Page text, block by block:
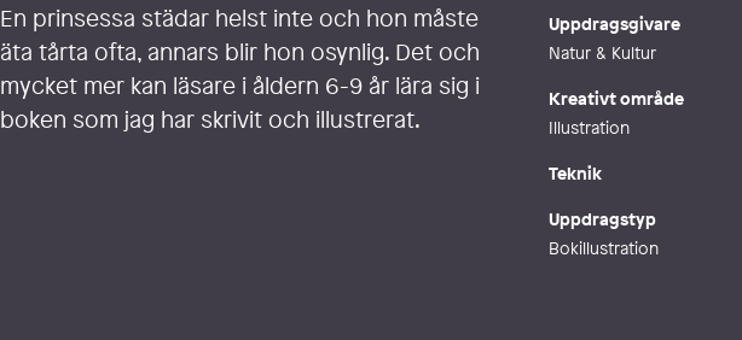
En prinsessa städar helst inte och hon måste
äta tårta ofta, annars blir hon osynlig. Det och
mycket mer kan läsare i åldern 6-9 år lära sig i
boken som jag har skrivit och illustrerat.
Uppdragsgivare
Natur & Kultur
Kreativt område
Illustration
Teknik
Uppdragstyp
Bokillustration